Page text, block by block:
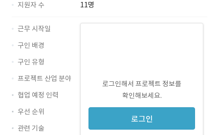
지원자 수
11명
로그인해서 프로젝트 정보를
확인해보세요.
로그인
근무 시작일
구인 배경
구인 유형
프로젝트 산업 분야
협업 예정 인력
우선 순위
관련 기술
Java · 경력 무관
Oracle · 경력 무관